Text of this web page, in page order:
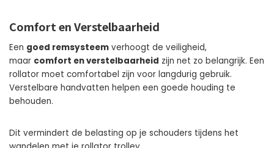
Comfort en Verstelbaarheid
Een goed remsysteem verhoogt de veiligheid,
maar comfort en verstelbaarheid zijn net zo belangrijk. Een
rollator moet comfortabel zijn voor langdurig gebruik.
Verstelbare handvatten helpen een goede houding te
behouden.
Dit vermindert de belasting op je schouders tijdens het